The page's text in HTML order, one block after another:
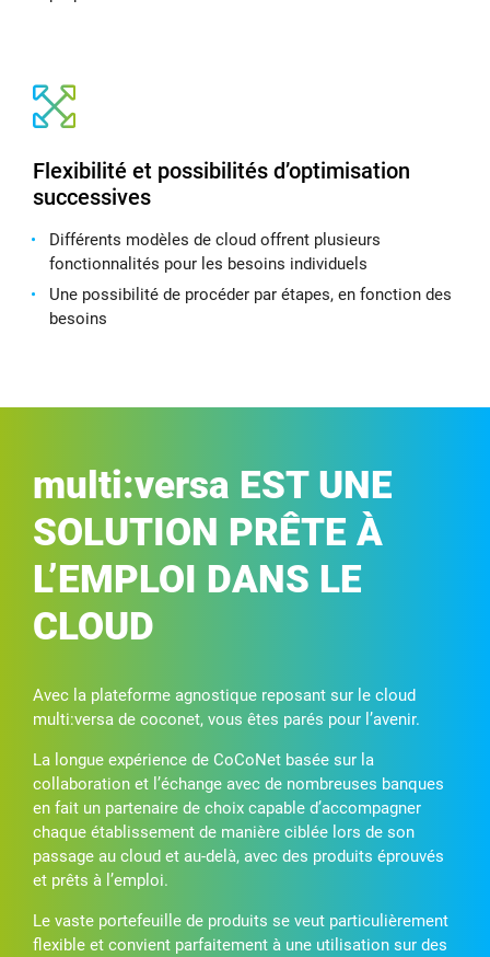
Flexibilité et possibilités d’optimisation
successives
Différents modèles de cloud offrent plusieurs
fonctionnalités pour les besoins individuels
Une possibilité de procéder par étapes, en fonction des
besoins
multi:versa EST UNE
SOLUTION PRÊTE À
L’EMPLOI DANS LE
CLOUD
Avec la plateforme agnostique reposant sur le cloud
multi:versa de coconet, vous êtes parés pour l’avenir.
La longue expérience de CoCoNet basée sur la
collaboration et l’échange avec de nombreuses banques
en fait un partenaire de choix capable d’accompagner
chaque établissement de manière ciblée lors de son
passage au cloud et au-delà, avec des produits éprouvés
et prêts à l’emploi.
Le vaste portefeuille de produits se veut particulièrement
flexible et convient parfaitement à une utilisation sur des